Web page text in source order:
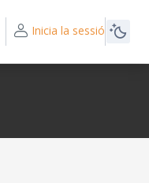
Inicia la sessió